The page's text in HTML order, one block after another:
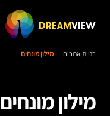
בניית אתרים מילון מונחים
מילון מונחים